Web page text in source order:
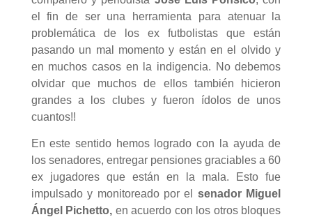
el fin de ser una herramienta para atenuar la
problemática de los ex futbolistas que están
pasando un mal momento y están en el olvido y
en muchos casos en la indigencia. No debemos
olvidar que muchos de ellos también hicieron
grandes a los clubes y fueron ídolos de unos
cuantos!!
En este sentido hemos logrado con la ayuda de
los senadores, entregar pensiones graciables a 60
ex jugadores que están en la mala. Esto fue
impulsado y monitoreado por el senador Miguel
Ángel Pichetto, en acuerdo con los otros bloques